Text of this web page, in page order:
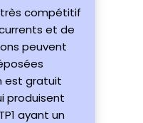
très compétitif
et de
peuvent
est gratuit
produisent
ayant un